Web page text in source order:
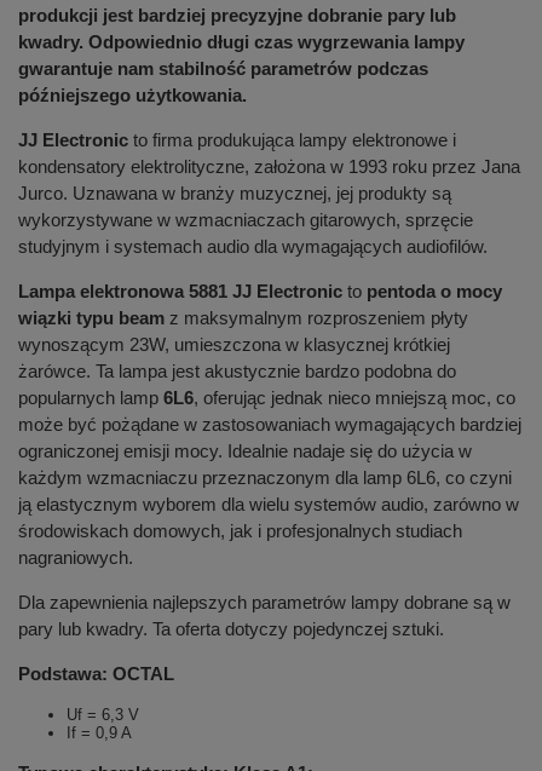
produkcji jest bardziej precyzyjne dobranie pary lub
kwadry. Odpowiednio długi czas wygrzewania lampy
gwarantuje nam stabilność parametrów podczas
późniejszego użytkowania.
JJ Electronic to firma produkująca lampy elektronowe i
kondensatory elektrolityczne, założona w 1993 roku przez Jana
Jurco. Uznawana w branży muzycznej, jej produkty są
wykorzystywane w wzmacniaczach gitarowych, sprzęcie
studyjnym i systemach audio dla wymagających audiofilów.
Lampa elektronowa 5881 JJ Electronic to pentoda o mocy
wiązki typu beam z maksymalnym rozproszeniem płyty
wynoszącym 23W, umieszczona w klasycznej krótkiej
żarówce. Ta lampa jest akustycznie bardzo podobna do
popularnych lamp 6L6, oferując jednak nieco mniejszą moc, co
może być pożądane w zastosowaniach wymagających bardziej
ograniczonej emisji mocy. Idealnie nadaje się do użycia w
każdym wzmacniaczu przeznaczonym dla lamp 6L6, co czyni
ją elastycznym wyborem dla wielu systemów audio, zarówno w
środowiskach domowych, jak i profesjonalnych studiach
nagraniowych.
Dla zapewnienia najlepszych parametrów lampy dobrane są w
pary lub kwadry. Ta oferta dotyczy pojedynczej sztuki.
Podstawa: OCTAL
Uf = 6,3 V
If = 0,9 A